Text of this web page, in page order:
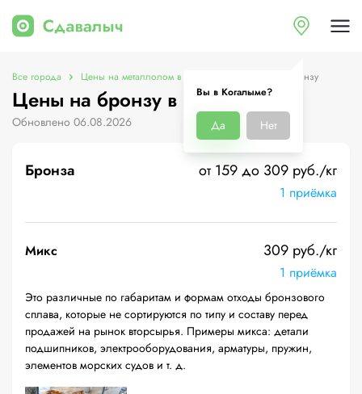
Вы в Когалыме?
Да Нет
Все города Цены на металлолом в Когалыме Цены на бронзу
Цены на бронзу в Когалыме
Обновлено 06.08.2026
Бронза от 159 до 309 руб./кг
1 приёмка
Микс 309 руб./кг
1 приёмка
Это различные по габаритам и формам отходы бронзового
сплава, которые не сортируются по типу и составу перед
продажей на рынок вторсырья. Примеры микса: детали
подшипников, электрооборудования, арматуры, пружин,
элементов морских судов и т. д.